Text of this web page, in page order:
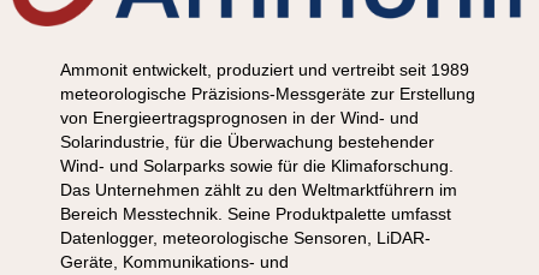
Ammonit entwickelt, produziert und vertreibt seit 1989
meteorologische Präzisions-Messgeräte zur Erstellung
von Energieertragsprognosen in der Wind- und
Solarindustrie, für die Überwachung bestehender
Wind- und Solarparks sowie für die Klimaforschung.
Das Unternehmen zählt zu den Weltmarktführern im
Bereich Messtechnik. Seine Produktpalette umfasst
Datenlogger, meteorologische Sensoren, LiDAR-
Geräte, Kommunikations- und